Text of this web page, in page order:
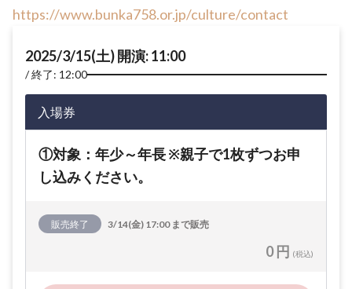
https://www.bunka758.or.jp/culture/contact
2025/3/15(土) 開演: 11:00
終了: 12:00
入場券
①対象：年少～年長 ※親子で1枚ずつお申
し込みください。
販売終了 3/14(金) 17:00 まで販売
0 円 (税込)